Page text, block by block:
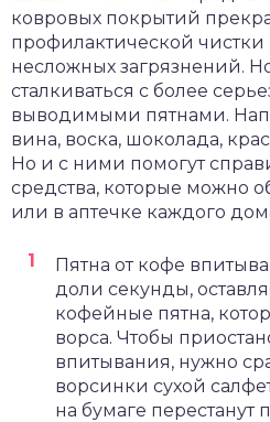
ковровых покрытий
профилактической чистки
несложных загрязнений.
сталкиваться с более
выводимыми пятнами.
вина, воска, шоколада,
Но и с ними помогут
средства, которые можно
или в аптечке каждого
Пятна от кофе
доли секунды,
кофейные пятна,
ворса. Чтобы
впитывания, нужно
ворсинки сухой
на бумаге перестанут